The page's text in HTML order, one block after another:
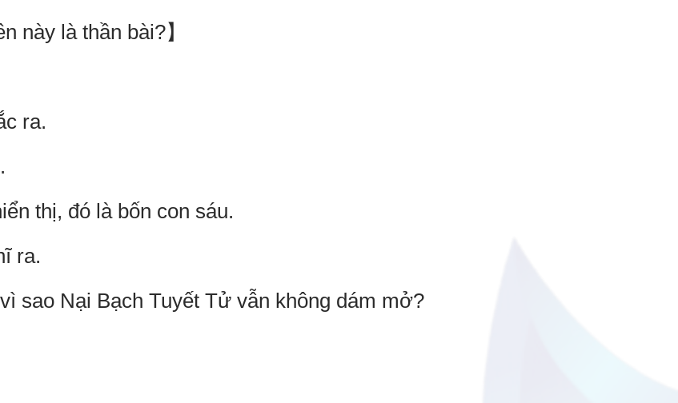
là thần bài?】
ra.
thị, đó là bốn con sáu.
ra.
sao Nại Bạch Tuyết Tử vẫn không dám mở?